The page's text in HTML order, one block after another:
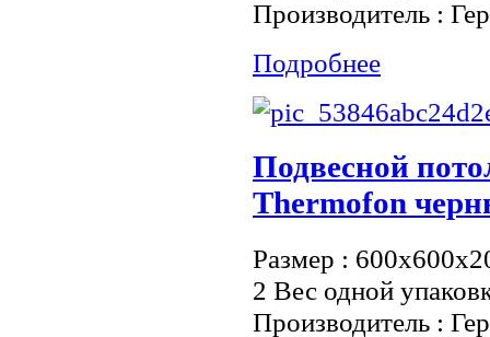
Производитель :
Подробнее
Подвесной
Thermofon
Размер :
2 Вес одной
Производитель :